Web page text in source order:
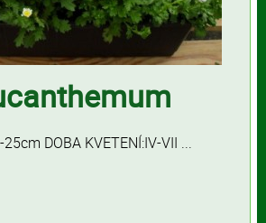
DOBA KVETENÍ:IV-VII ...